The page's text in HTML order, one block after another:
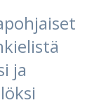
ja